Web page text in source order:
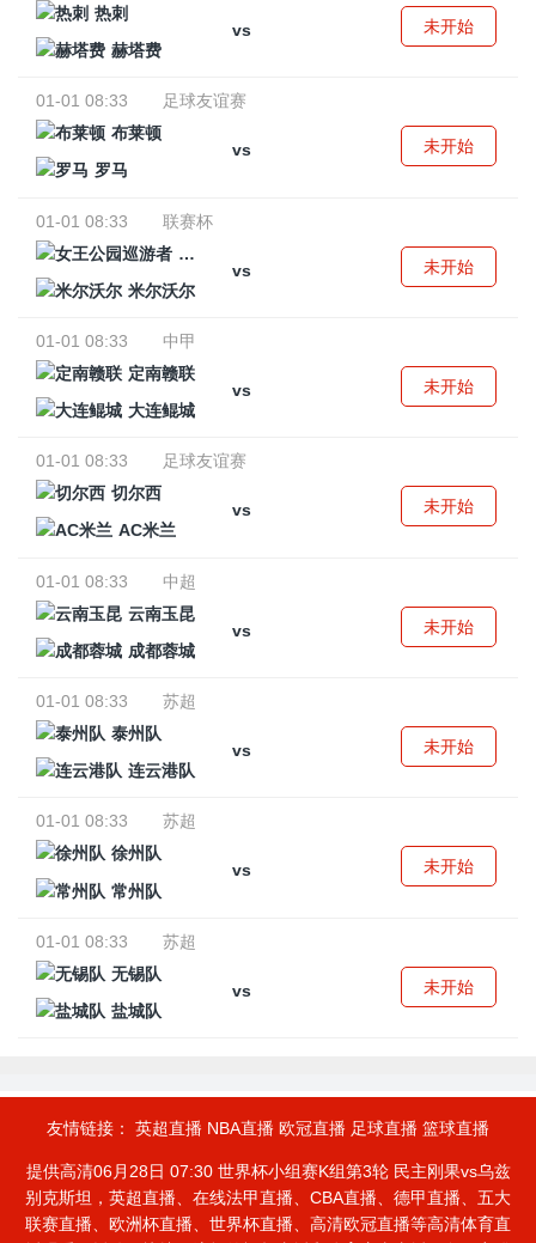
热刺
vs
赫塔费
未开始
01-01 08:33
足球友谊赛
布莱顿
vs
罗马
未开始
01-01 08:33
联赛杯
女王公园巡游者
vs
米尔沃尔
未开始
01-01 08:33
中甲
定南赣联
vs
大连鲲城
未开始
01-01 08:33
足球友谊赛
切尔西
vs
AC米兰
未开始
01-01 08:33
中超
云南玉昆
vs
成都蓉城
未开始
01-01 08:33
苏超
泰州队
vs
连云港队
未开始
01-01 08:33
苏超
徐州队
vs
常州队
未开始
01-01 08:33
苏超
无锡队
vs
盐城队
未开始
友情链接： 英超直播 NBA直播 欧冠直播 足球直播 篮球直播
提供高清06月28日 07:30 世界杯小组赛K组第3轮 民主刚果vs乌兹
别克斯坦，英超直播、在线法甲直播、CBA直播、德甲直播、五大
联赛直播、欧洲杯直播、世界杯直播、高清欧冠直播等高清体育直